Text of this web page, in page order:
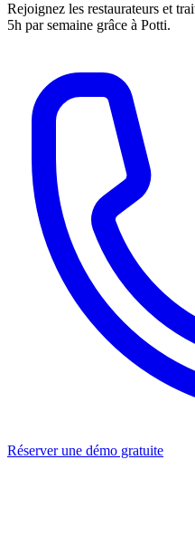
Rejoignez les restaurateurs et
5h par semaine grâce à Potti.
Réserver une démo gratuite